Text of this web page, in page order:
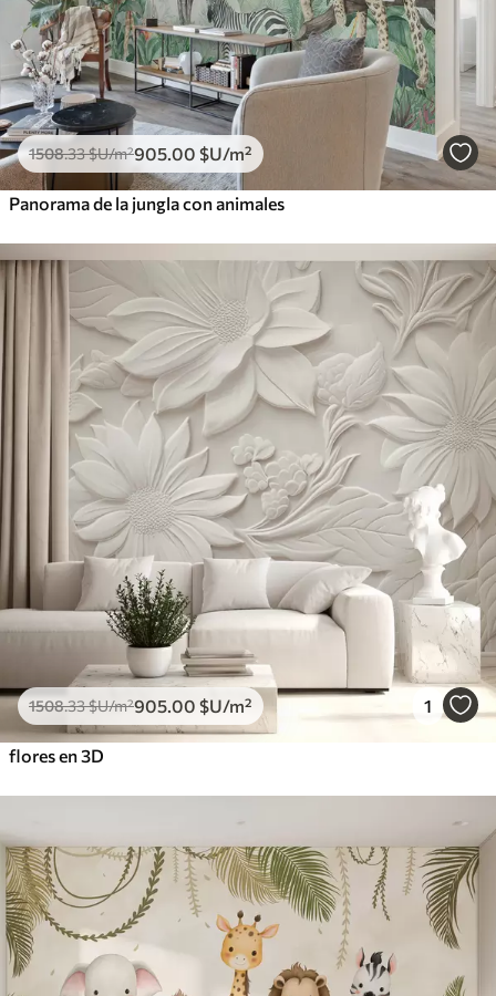
1508.33$U/m²905 .00 $U/m²
Panorama de la jungla con animales
1508.33$U/m²905 .00 $U/m² 1
flores en 3D